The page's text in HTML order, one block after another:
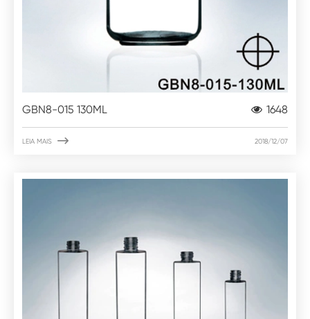
GBN8-015 130ML 1648
LEIA MAIS  2018/12/07